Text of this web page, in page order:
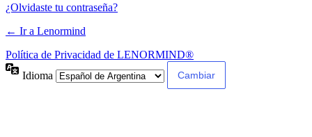
¿Olvidaste tu contraseña?
← Ir a Lenormind
Política de Privacidad de LENORMIND®
Idioma